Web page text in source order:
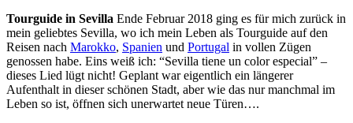
Tourguide in Sevilla Ende Februar 2018 ging es für mich zurück in
mein geliebtes Sevilla, wo ich mein Leben als Tourguide auf den
Reisen nach Marokko, Spanien und Portugal in vollen Zügen
genossen habe. Eins weiß ich: “Sevilla tiene un color especial” –
dieses Lied lügt nicht! Geplant war eigentlich ein längerer
Aufenthalt in dieser schönen Stadt, aber wie das nur manchmal im
Leben so ist, öffnen sich unerwartet neue Türen….